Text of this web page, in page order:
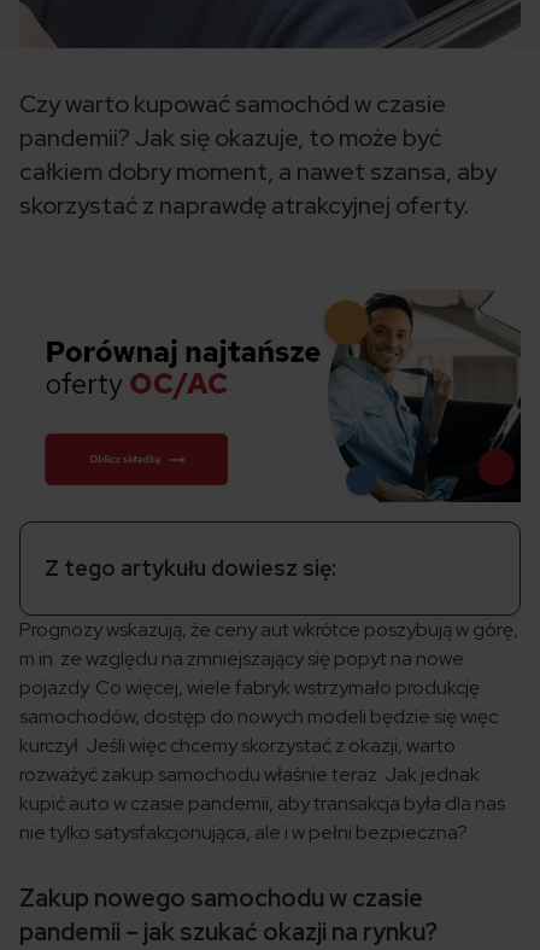
Czy warto kupować samochód w czasie
pandemii? Jak się okazuje, to może być
całkiem dobry moment, a nawet szansa, aby
skorzystać z naprawdę atrakcyjnej oferty.
Z tego artykułu dowiesz się:
Prognozy wskazują, że ceny aut wkrótce poszybują w górę,
m.in. ze względu na zmniejszający się popyt na nowe
pojazdy. Co więcej, wiele fabryk wstrzymało produkcję
samochodów, dostęp do nowych modeli będzie się więc
kurczył. Jeśli więc chcemy skorzystać z okazji, warto
rozważyć zakup samochodu właśnie teraz. Jak jednak
kupić auto w czasie pandemii, aby transakcja była dla nas
nie tylko satysfakcjonująca, ale i w pełni bezpieczna?
Zakup nowego samochodu w czasie
pandemii – jak szukać okazji na rynku?